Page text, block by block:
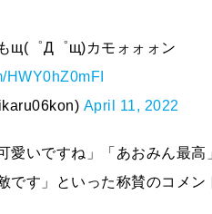
щ(゜Д゜щ)カモォォォン
HWY0hZ0mFI
April 11, 2022
愛いですね」「あおみん最
す」といった称賛のコメン